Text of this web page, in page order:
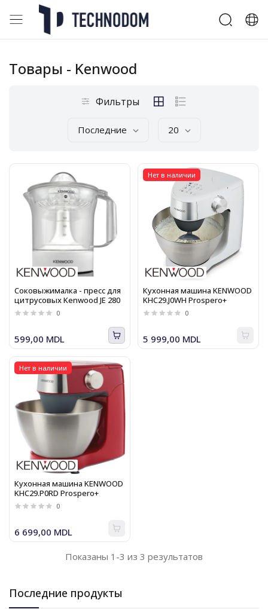
Последние продукты
Товары - Kenwood
Фильтры
Последние 20
Соковыжималка - пресс для
цитрусовых Kenwood JE 280
0
599,00 MDL
Нет в наличии
Кухонная машина KENWOOD
KHC29.J0WH Prospero+
0
5 999,00 MDL
Нет в наличии
Кухонная машина KENWOOD
KHC29.P0RD Prospero+
0
6 699,00 MDL
Показаны 1-3 из 3 результатов